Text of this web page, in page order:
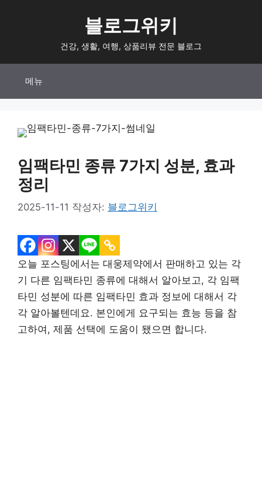
블로그위키
건강, 생활, 여행, 상품리뷰 전문 블로그
메뉴
임팩타민 종류 7가지 성분, 효과
정리
2025-11-11 작성자: 블로그위키
오늘 포스팅에서는 대웅제약에서 판매하고 있는 각
기 다른 임팩타민 종류에 대해서 알아보고, 각 임팩
타민 성분에 따른 임팩타민 효과 정보에 대해서 각
각 알아볼텐데요. 본인에게 요구되는 효능 등을 참
고하여, 제품 선택에 도움이 됐으면 합니다.